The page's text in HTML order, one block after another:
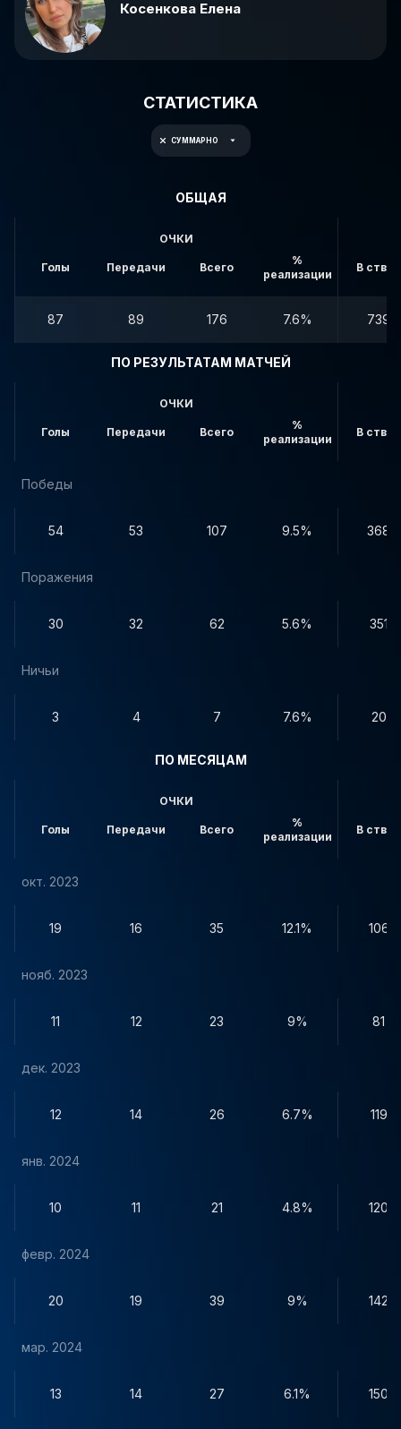
Косенкова Елена
СТАТИСТИКА
СУММАРНО
ОБЩАЯ
ОЧКИ
Голы Передачи Всего
%
реализации
В створ
87 89 176 7.6% 739
ПО РЕЗУЛЬТАТАМ МАТЧЕЙ
ОЧКИ
Голы Передачи Всего
%
реализации
В створ
Победы
54 53 107 9.5% 368
Поражения
30 32 62 5.6% 351
Ничьи
3 4 7 7.6% 20
ПО МЕСЯЦАМ
ОЧКИ
Голы Передачи Всего
%
реализации
В створ
окт. 2023
19 16 35 12.1% 106
нояб. 2023
11 12 23 9% 81
дек. 2023
12 14 26 6.7% 119
янв. 2024
10 11 21 4.8% 120
февр. 2024
20 19 39 9% 142
мар. 2024
13 14 27 6.1% 150